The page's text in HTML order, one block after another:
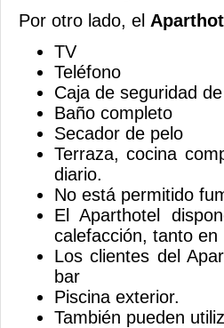
Por otro lado, el
TV
Teléfono
Caja de seguridad
Baño completo
Secador de pelo
Terraza, cocina
diario.
No está permitido
El Aparthotel
calefacción, tanto
Los clientes del
bar
Piscina exterior.
También pueden